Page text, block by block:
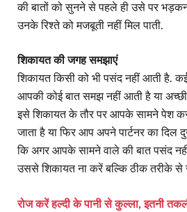
की बातों को सुनने से पहले ही उसे पर
उनके रिश्ते को मजबूती नहीं मिल पाती.
शिकायत की जगह समझाएं
शिकायत किसी को भी पसंद नहीं आती है.
आपकी कोई बात समझ नहीं आती है या
इसे शिकायत के तौर पर आपके सामने पेश
जाता है या फिर आप अपने पार्टनर का दिल
कि अगर आपके सामने वाले की बात पसंद
उससे शिकायत ना करें बल्कि ठीक तरीके से
रोज करें हल्दी के पानी से कुल्ला, इतनी